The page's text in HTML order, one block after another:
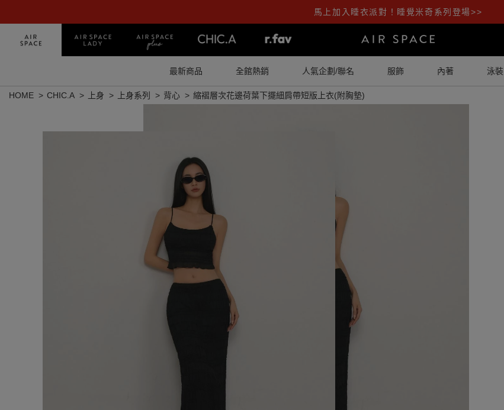
馬上加入睡衣派對！睡覺米奇系列登場>>
最新商品 全館熱銷 人氣企劃/聯名 服飾 內著 泳裝
HOME CHIC.A 上身 上身系列 背心 縮褶層次花邊荷葉下擺細肩帶短版上衣(附胸墊)